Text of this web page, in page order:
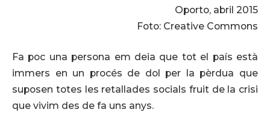
Oporto, abril 2015
Foto: Creative Commons
Fa poc una persona em deia que tot el país està
immers en un procés de dol per la pèrdua que
suposen totes les retallades socials fruit de la crisi
que vivim des de fa uns anys.